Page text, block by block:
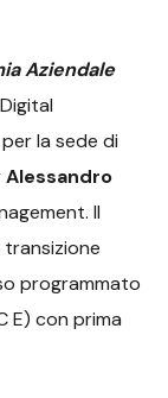
Aziendale
la sede di
Alessandro
Il
programmato
E) con prima